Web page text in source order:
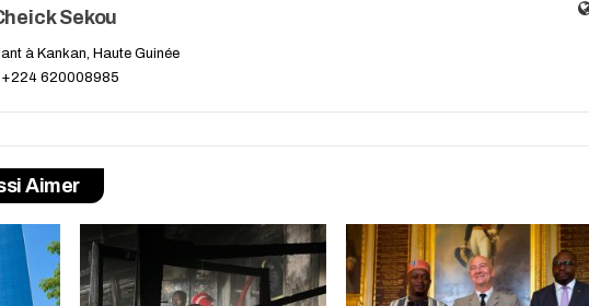
Sekou
à Kankan, Haute Guinée
+224 620008985
Aimer